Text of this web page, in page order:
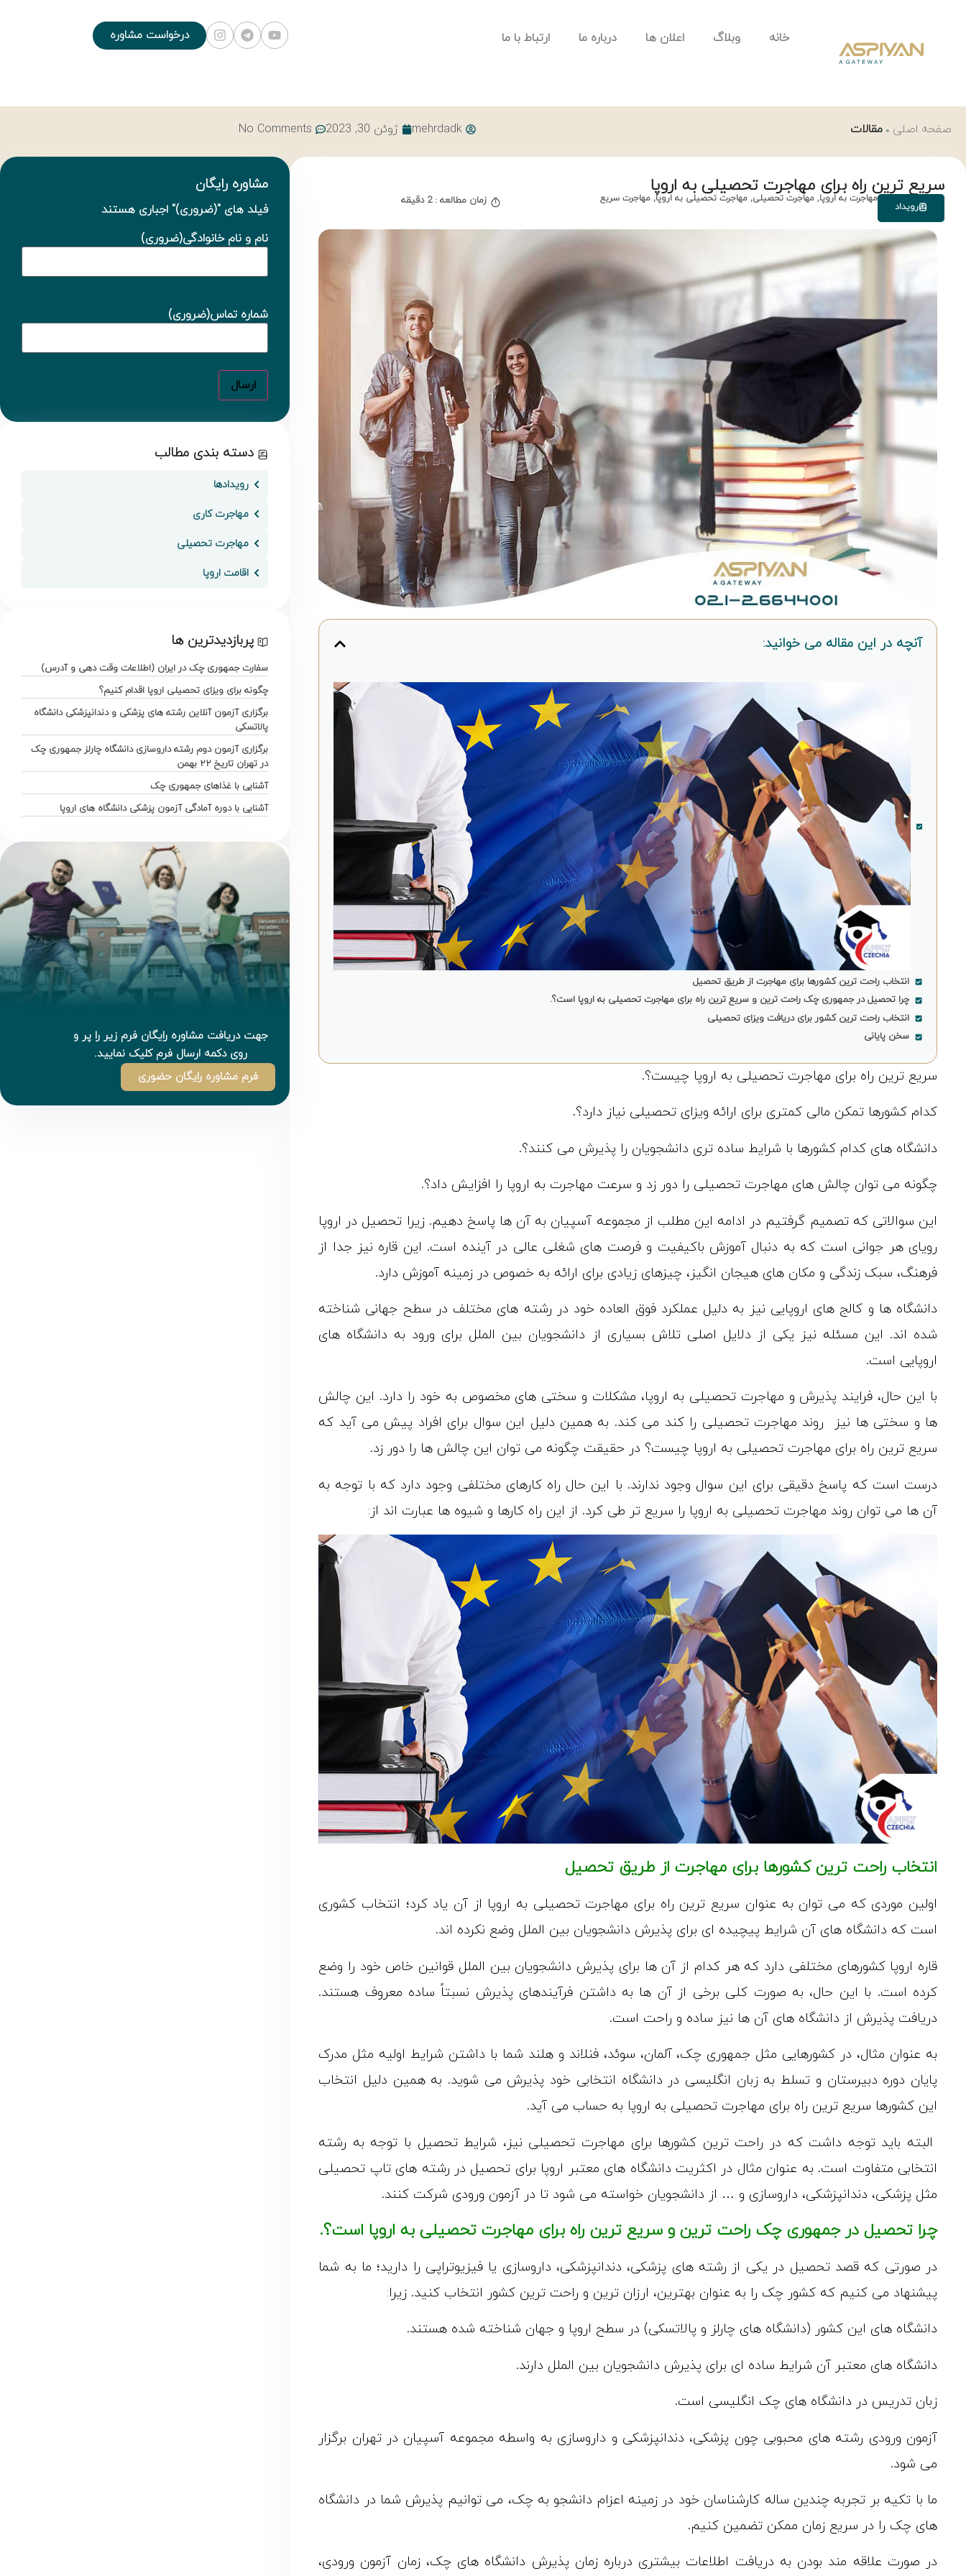
خانه وبلاگ اعلان ها درباره ما ارتباط با ما درخواست مشاوره
صفحه اصلی مقالات mehrdadk ژوئن 30, 2023 No Comments
سریع ترین راه برای مهاجرت تحصیلی به اروپا
رویداد
مهاجرت به اروپا, مهاجرت تحصیلی, مهاجرت تحصیلی به اروپا, مهاجرت سریع زمان مطالعه : 2 دقیقه
آنچه در این مقاله می خوانید:
انتخاب راحت ترین کشورها برای مهاجرت از طریق تحصیل
چرا تحصیل در جمهوری چک راحت ترین و سریع ترین راه برای مهاجرت تحصیلی به اروپا است؟.
انتخاب راحت ترین کشور برای دریافت ویزای تحصیلی
سخن پایانی
سریع ترین راه برای مهاجرت تحصیلی به اروپا چیست؟.
کدام کشورها تمکن مالی کمتری برای ارائه ویزای تحصیلی نیاز دارد؟.
دانشگاه های کدام کشورها با شرایط ساده تری دانشجویان را پذیرش می کنند؟.
چگونه می توان چالش های مهاجرت تحصیلی را دور زد و سرعت مهاجرت به اروپا را افزایش داد؟.
این سوالاتی که تصمیم گرفتیم در ادامه این مطلب از مجموعه آسپیان به آن ها پاسخ دهیم. زیرا تحصیل در اروپا
رویای هر جوانی است که به دنبال آموزش باکیفیت و فرصت های شغلی عالی در آینده است. این قاره نیز جدا از
فرهنگ، سبک زندگی و مکان های هیجان انگیز، چیزهای زیادی برای ارائه به خصوص در زمینه آموزش دارد.
دانشگاه ها و کالج های اروپایی نیز به دلیل عملکرد فوق العاده خود در رشته های مختلف در سطح جهانی شناخته
شده اند. این مسئله نیز یکی از دلایل اصلی تلاش بسیاری از دانشجویان بین الملل برای ورود به دانشگاه های
اروپایی است.
با این حال، فرایند پذیرش و مهاجرت تحصیلی به اروپا، مشکلات و سختی های مخصوص به خود را دارد. این چالش
ها و سختی ها نیز روند مهاجرت تحصیلی را کند می کند. به همین دلیل این سوال برای افراد پیش می آید که
سریع ترین راه برای مهاجرت تحصیلی به اروپا چیست؟ در حقیقت چگونه می توان این چالش ها را دور زد.
درست است که پاسخ دقیقی برای این سوال وجود ندارند. با این حال راه کارهای مختلفی وجود دارد که با توجه به
آن ها می توان روند مهاجرت تحصیلی به اروپا را سریع تر طی کرد. از این راه کارها و شیوه ها عبارت اند از:
انتخاب راحت ترین کشورها برای مهاجرت از طریق تحصیل
اولین موردی که می توان به عنوان سریع ترین راه برای مهاجرت تحصیلی به اروپا از آن یاد کرد؛ انتخاب کشوری
است که دانشگاه های آن شرایط پیچیده ای برای پذیرش دانشجویان بین الملل وضع نکرده اند.
قاره اروپا کشورهای مختلفی دارد که هر کدام از آن ها برای پذیرش دانشجویان بین الملل قوانین خاص خود را وضع
کرده است. با این حال، به صورت کلی برخی از آن ها به داشتن فرآیندهای پذیرش نسبتاً ساده معروف هستند.
دریافت پذیرش از دانشگاه های آن ها نیز ساده و راحت است.
به عنوان مثال، در کشورهایی مثل جمهوری چک، آلمان، سوئد، فنلاند و هلند شما با داشتن شرایط اولیه مثل مدرک
پایان دوره دبیرستان و تسلط به زبان انگلیسی در دانشگاه انتخابی خود پذیرش می شوید. به همین دلیل انتخاب
این کشورها سریع ترین راه برای مهاجرت تحصیلی به اروپا به حساب می آید.
البته باید توجه داشت که در راحت ترین کشورها برای مهاجرت تحصیلی نیز، شرایط تحصیل با توجه به رشته
انتخابی متفاوت است. به عنوان مثال در اکثریت دانشگاه های معتبر اروپا برای تحصیل در رشته های تاپ تحصیلی
مثل پزشکی، دندانپزشکی، داروسازی و … از دانشجویان خواسته می شود تا در آزمون ورودی شرکت کنند.
چرا تحصیل در جمهوری چک راحت ترین و سریع ترین راه برای مهاجرت تحصیلی به اروپا است؟.
در صورتی که قصد تحصیل در یکی از رشته های پزشکی، دندانپزشکی، داروسازی یا فیزیوتراپی را دارید؛ ما به شما
پیشنهاد می کنیم که کشور چک را به عنوان بهترین، ارزان ترین و راحت ترین کشور انتخاب کنید. زیرا:
دانشگاه های این کشور (دانشگاه های چارلز و پالاتسکی) در سطح اروپا و جهان شناخته شده هستند.
دانشگاه های معتبر آن شرایط ساده ای برای پذیرش دانشجویان بین الملل دارند.
زبان تدریس در دانشگاه های چک انگلیسی است.
آزمون ورودی رشته های محبوبی چون پزشکی، دندانپزشکی و داروسازی به واسطه مجموعه آسپیان در تهران برگزار
می شود.
ما با تکیه بر تجربه چندین ساله کارشناسان خود در زمینه اعزام دانشجو به چک، می توانیم پذیرش شما در دانشگاه
های چک را در سریع زمان ممکن تضمین کنیم.
در صورت علاقه مند بودن به دریافت اطلاعات بیشتری درباره زمان پذیرش دانشگاه های چک، زمان آزمون ورودی،
مشاوره رایگان
فیلد های "(ضروری)" اجباری هستند
نام و نام خانوادگی(ضروری)
شماره تماس(ضروری)
دسته بندی مطالب
رویدادها
مهاجرت کاری
مهاجرت تحصیلی
اقامت اروپا
پربازدیدترین ها
سفارت جمهوری چک در ایران (اطلاعات وقت دهی و آدرس)
چگونه برای ویزای تحصیلی اروپا اقدام کنیم؟
برگزاری آزمون آنلاین رشته های پزشکی و دندانپزشکی دانشگاه
پالاتسکی
برگزاری آزمون دوم رشته داروسازی دانشگاه چارلز جمهوری چک
در تهران تاریخ ۲۲ بهمن
آشنایی با غذاهای جمهوری چک
آشنایی با دوره آمادگی آزمون پزشکی دانشگاه های اروپا
جهت دریافت مشاوره رایگان فرم زیر را پر و
روی دکمه ارسال فرم کلیک نمایید.
فرم مشاوره رایگان حضوری